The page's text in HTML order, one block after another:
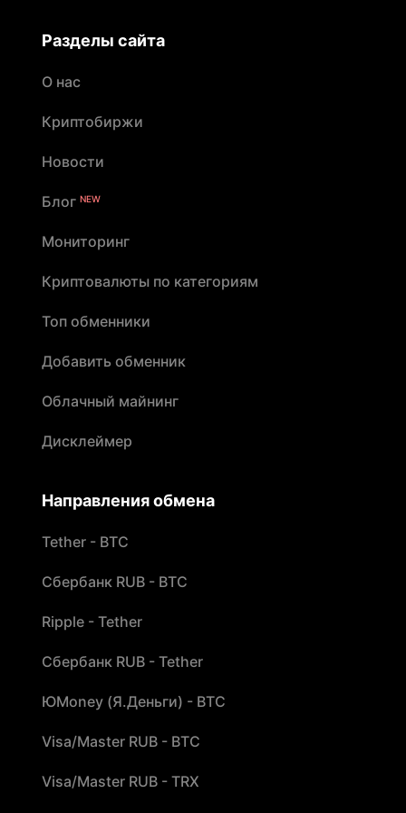
Разделы сайта
О нас
Криптобиржи
Новости
Блог NEW
Мониторинг
Криптовалюты по категориям
Топ обменники
Добавить обменник
Облачный майнинг
Дисклеймер
Направления обмена
Tether - BTC
Сбербанк RUB - BTC
Ripple - Tether
Сбербанк RUB - Tether
ЮMoney (Я.Деньги) - BTC
Visa/Master RUB - BTC
Visa/Master RUB - TRX